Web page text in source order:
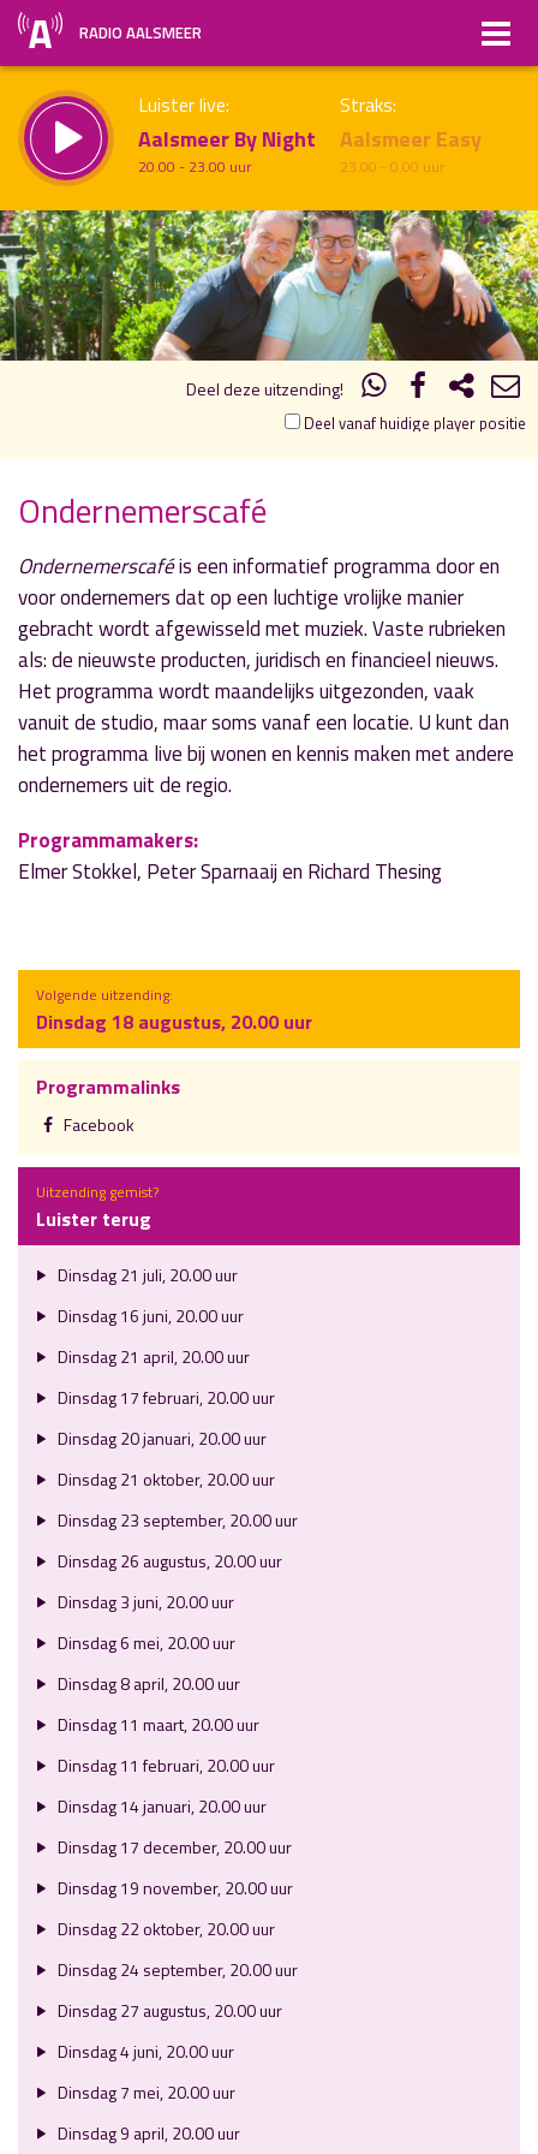
RADIO AALSMEER
Luister live:
Aalsmeer By Night
20.00 - 23.00 uur
Straks:
Aalsmeer Easy
23.00 - 0.00 uur
20.00 21.00
Vorig uur uur 1 van 2 Volgend uur
Inklappen
Deel deze uitzending!
Deel vanaf huidige player positie
Ondernemerscafé
Ondernemerscaféis een informatief programma door en
voor ondernemers dat op een luchtige vrolijke manier
gebracht wordt afgewisseld met muziek. Vaste rubrieken
als: de nieuwste producten, juridisch en financieel nieuws.
Het programma wordt maandelijks uitgezonden, vaak
vanuit de studio, maar soms vanaf een locatie. U kunt dan
het programma live bij wonen en kennis maken met andere
ondernemers uit de regio.
Programmamakers:
Elmer Stokkel, Peter Sparnaaij en Richard Thesing
Volgende uitzending:
Dinsdag 18 augustus, 20.00 uur
Programmalinks
Facebook
Uitzending gemist?
Luister terug
Dinsdag 21 juli, 20.00 uur
Dinsdag 16 juni, 20.00 uur
Dinsdag 21 april, 20.00 uur
Dinsdag 17 februari, 20.00 uur
Dinsdag 20 januari, 20.00 uur
Dinsdag 21 oktober, 20.00 uur
Dinsdag 23 september, 20.00 uur
Dinsdag 26 augustus, 20.00 uur
Dinsdag 3 juni, 20.00 uur
Dinsdag 6 mei, 20.00 uur
Dinsdag 8 april, 20.00 uur
Dinsdag 11 maart, 20.00 uur
Dinsdag 11 februari, 20.00 uur
Dinsdag 14 januari, 20.00 uur
Dinsdag 17 december, 20.00 uur
Dinsdag 19 november, 20.00 uur
Dinsdag 22 oktober, 20.00 uur
Dinsdag 24 september, 20.00 uur
Dinsdag 27 augustus, 20.00 uur
Dinsdag 4 juni, 20.00 uur
Dinsdag 7 mei, 20.00 uur
Dinsdag 9 april, 20.00 uur